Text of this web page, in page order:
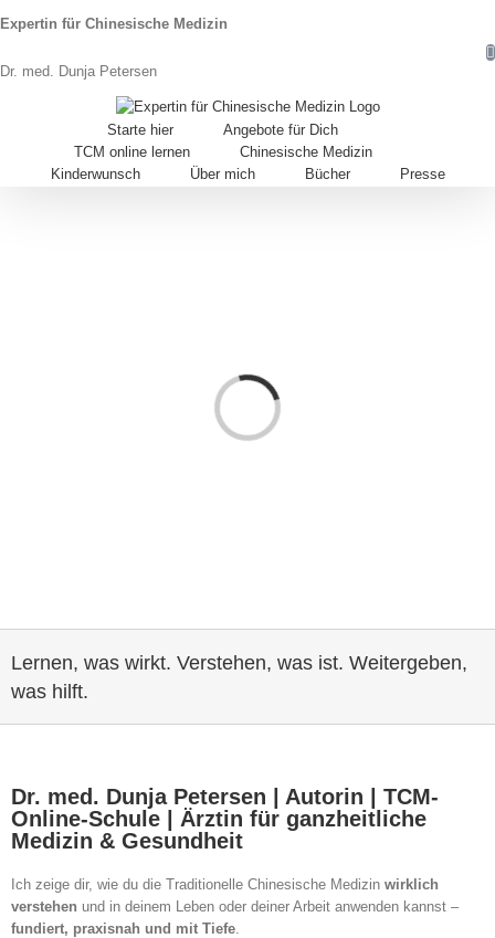
Expertin für Chinesische Medizin
Dr. med. Dunja Petersen
Starte hier
Angebote für Dich
TCM online lernen
Chinesische Medizin
Kinderwunsch
Über mich Bücher Presse
Loading...
Lernen, was wirkt. Verstehen, was ist. Weitergeben,
was hilft.
Dr. med. Dunja Petersen | Autorin | TCM-
Online-Schule | Ärztin für ganzheitliche
Medizin & Gesundheit
Ich zeige dir, wie du die Traditionelle Chinesische Medizin wirklich
verstehen und in deinem Leben oder deiner Arbeit anwenden kannst –
fundiert, praxisnah und mit Tiefe.